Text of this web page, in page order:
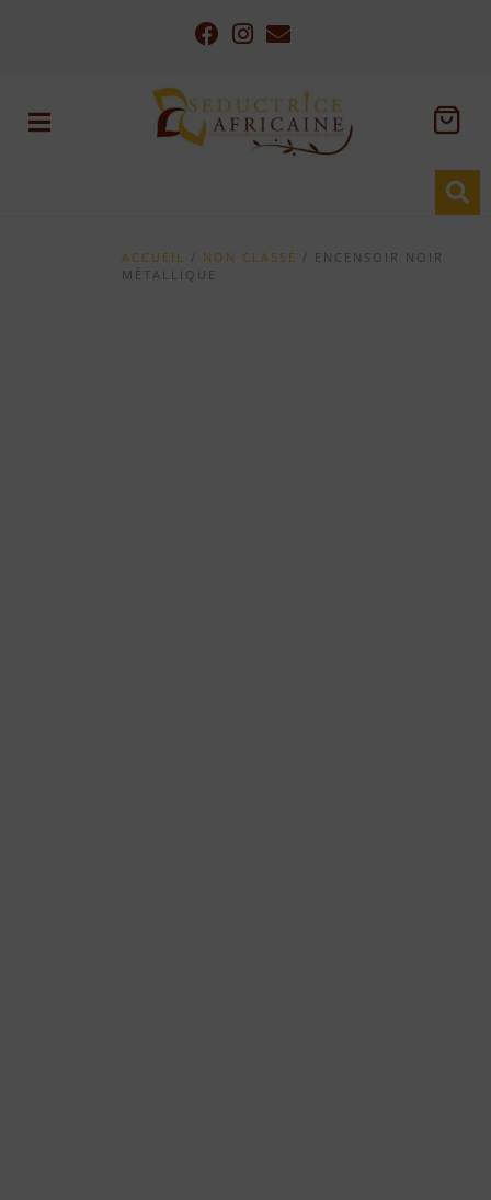
ACCUEIL / NON CLASSÉ / ENCENSOIR NOIR
MÉTALLIQUE